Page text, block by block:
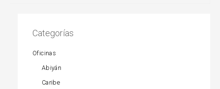
Categorías
Oficinas
Abiyán
Caribe